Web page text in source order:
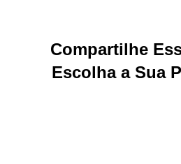
Compartilhe
Escolha a Sua